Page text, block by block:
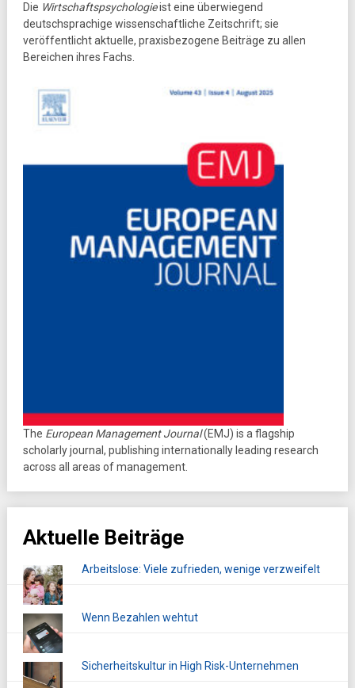
Die Wirtschaftspsychologieist eine überwiegend
deutschsprachige wissenschaftliche Zeitschrift; sie
veröffentlicht aktuelle, praxisbezogene Beiträge zu allen
Bereichen ihres Fachs.
The European Management Journal(EMJ) is a flagship
scholarly journal, publishing internationally leading research
across all areas of management.
Aktuelle Beiträge
Arbeitslose: Viele zufrieden, wenige verzweifelt
Wenn Bezahlen wehtut
Sicherheitskultur in High Risk-Unternehmen